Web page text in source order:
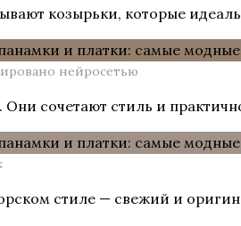
козырьки, которые
нейросетью
сочетают стиль и
стиле — свежий и